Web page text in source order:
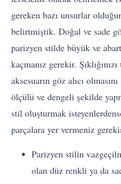
gereken bazı unsurlar
belirtmiştik. Doğal ve sade
parizyen stilde büyük ve
kaçmanız gerekir.
aksesuarın göz alıcı
ölçülü ve dengeli şekilde
stil oluşturmak
parçalara yer vermeniz
Parizyen stilin
olan düz renkli ya da